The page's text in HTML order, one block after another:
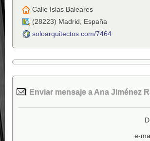
Calle Islas Baleares
(28223) Madrid
España
soloarquitectos.com/7464
Enviar mensaje a Ana Jiménez
e-